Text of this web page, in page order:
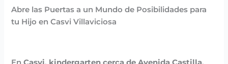
Abre las Puertas a un Mundo de Posibilidades para
tu Hijo en Casvi Villaviciosa